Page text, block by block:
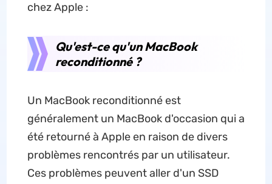
chez Apple :
Qu'est-ce qu'un MacBook
reconditionné ?
Un MacBook reconditionné est
généralement un MacBook d'occasion qui a
été retourné à Apple en raison de divers
problèmes rencontrés par un utilisateur.
Ces problèmes peuvent aller d'un SSD